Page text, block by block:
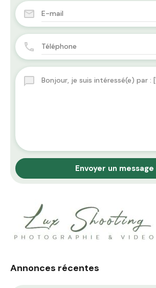
Envoyer un message
Annonces récentes